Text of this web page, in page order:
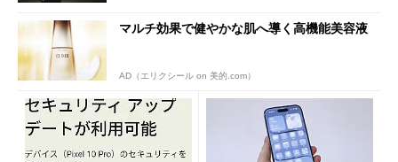
マルチ効果で健やかな肌へ導く高機能美容液
AD（エリクシール on 美的.com）